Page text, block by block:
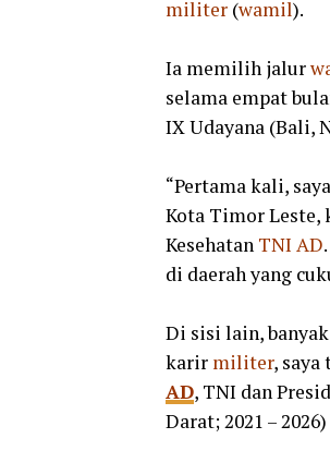
militer (wamil).
Ia memilih jalur
selama empat
IX Udayana (Bali,
“Pertama kali,
Kota Timor Leste,
Kesehatan TNI AD
di daerah yang
Di sisi lain,
karir militer, saya
AD, TNI dan
Darat; 2021 –